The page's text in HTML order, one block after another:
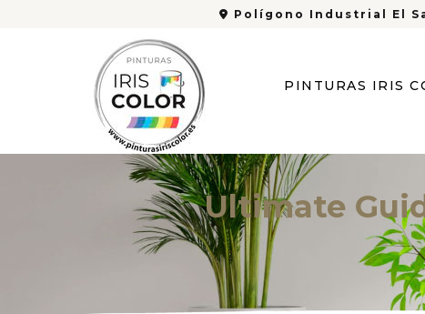
Polígono Industrial El
PINTURAS IRIS
Ultimate